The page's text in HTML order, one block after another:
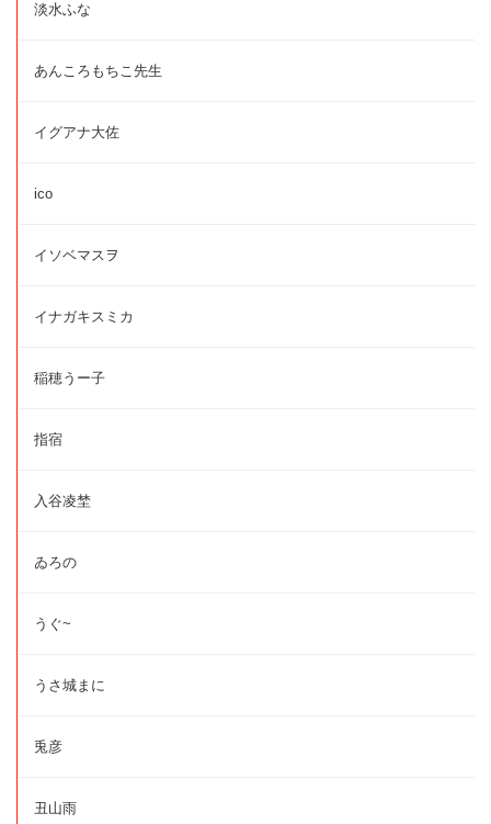
淡水ふな
あんころもちこ先生
イグアナ大佐
ico
イソベマスヲ
イナガキスミカ
稲穂うー子
指宿
入谷凌埜
ゐろの
うぐ~
うさ城まに
兎彦
丑山雨